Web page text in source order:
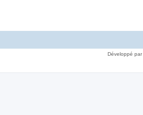
Développé par